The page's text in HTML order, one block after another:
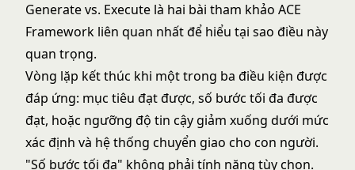
Generate vs. Execute là hai bài tham khảo ACE
Framework liên quan nhất để hiểu tại sao điều này
quan trọng.
Vòng lặp kết thúc khi một trong ba điều kiện được
đáp ứng: mục tiêu đạt được, số bước tối đa được
đạt, hoặc ngưỡng độ tin cậy giảm xuống dưới mức
xác định và hệ thống chuyển giao cho con người.
"Số bước tối đa" không phải tính năng tùy chọn.